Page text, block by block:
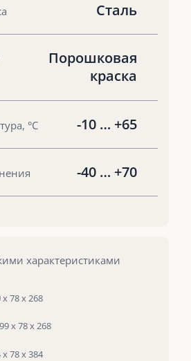
Сталь
Порошковая
краска
°С -10 … +65
-40 … +70
характеристиками
x 78 x 268
x 78 x 268
x 78 x 384